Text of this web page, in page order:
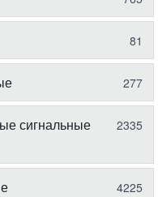
81
277
сигнальные
2335
4225